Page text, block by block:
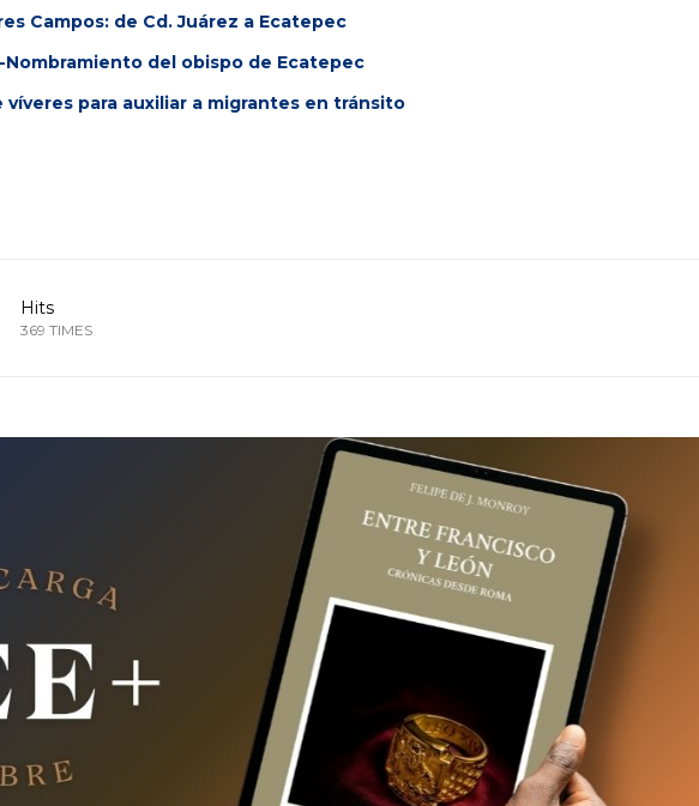
Campos: de Cd. Juárez a Ecatepec
Nombramiento del obispo de Ecatepec
para auxiliar a migrantes en tránsito
Hits
369 TIMES